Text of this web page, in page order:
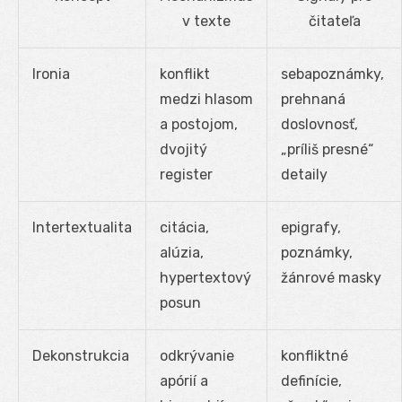
v texte
čitateľa
Ironia
konflikt
medzi hlasom
a postojom,
dvojitý
register
sebapoznámky,
prehnaná
doslovnosť,
„príliš presné“
detaily
Intertextualita
citácia,
alúzia,
hypertextový
posun
epigrafy,
poznámky,
žánrové masky
Dekonstrukcia
odkrývanie
apórií a
konfliktné
definície,